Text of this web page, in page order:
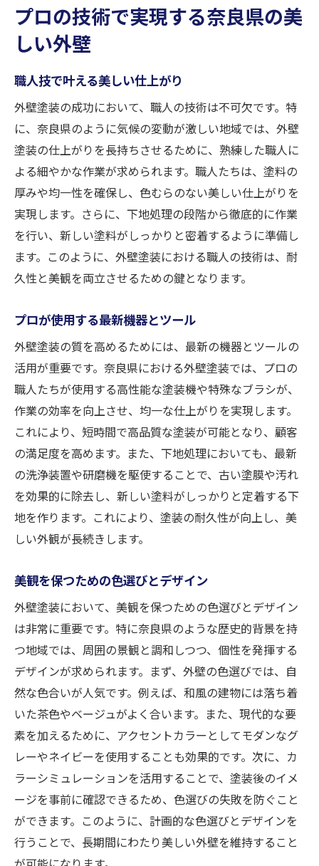
プロの技術で実現する奈良県の美
しい外壁
職人技で叶える美しい仕上がり
外壁塗装の成功において、職人の技術は不可欠です。特
に、奈良県のように気候の変動が激しい地域では、外壁
塗装の仕上がりを長持ちさせるために、熟練した職人に
よる細やかな作業が求められます。職人たちは、塗料の
厚みや均一性を確保し、色むらのない美しい仕上がりを
実現します。さらに、下地処理の段階から徹底的に作業
を行い、新しい塗料がしっかりと密着するように準備し
ます。このように、外壁塗装における職人の技術は、耐
久性と美観を両立させるための鍵となります。
プロが使用する最新機器とツール
外壁塗装の質を高めるためには、最新の機器とツールの
活用が重要です。奈良県における外壁塗装では、プロの
職人たちが使用する高性能な塗装機や特殊なブラシが、
作業の効率を向上させ、均一な仕上がりを実現します。
これにより、短時間で高品質な塗装が可能となり、顧客
の満足度を高めます。また、下地処理においても、最新
の洗浄装置や研磨機を駆使することで、古い塗膜や汚れ
を効果的に除去し、新しい塗料がしっかりと定着する下
地を作ります。これにより、塗装の耐久性が向上し、美
しい外観が長続きします。
美観を保つための色選びとデザイン
外壁塗装において、美観を保つための色選びとデザイン
は非常に重要です。特に奈良県のような歴史的背景を持
つ地域では、周囲の景観と調和しつつ、個性を発揮する
デザインが求められます。まず、外壁の色選びでは、自
然な色合いが人気です。例えば、和風の建物には落ち着
いた茶色やベージュがよく合います。また、現代的な要
素を加えるために、アクセントカラーとしてモダンなグ
レーやネイビーを使用することも効果的です。次に、カ
ラーシミュレーションを活用することで、塗装後のイメ
ージを事前に確認できるため、色選びの失敗を防ぐこと
ができます。このように、計画的な色選びとデザインを
行うことで、長期間にわたり美しい外壁を維持すること